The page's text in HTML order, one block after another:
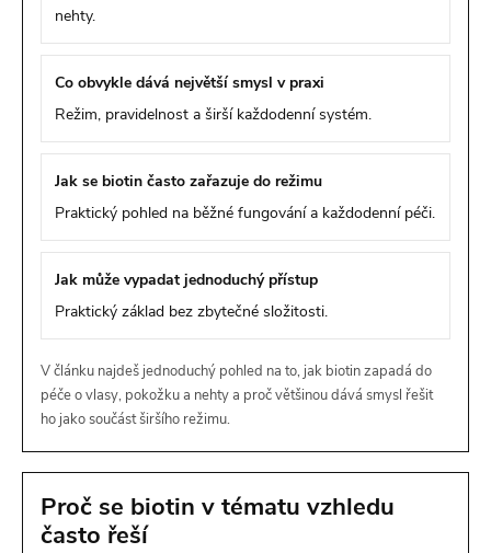
nehty.
Co obvykle dává největší smysl v praxi
Režim, pravidelnost a širší každodenní systém.
Jak se biotin často zařazuje do režimu
Praktický pohled na běžné fungování a každodenní péči.
Jak může vypadat jednoduchý přístup
Praktický základ bez zbytečné složitosti.
V článku najdeš jednoduchý pohled na to, jak biotin zapadá do
péče o vlasy, pokožku a nehty a proč většinou dává smysl řešit
ho jako součást širšího režimu.
Proč se biotin v tématu vzhledu
často řeší